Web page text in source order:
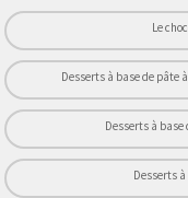
Le
Desserts à base de pâte
Desserts à base
Desserts